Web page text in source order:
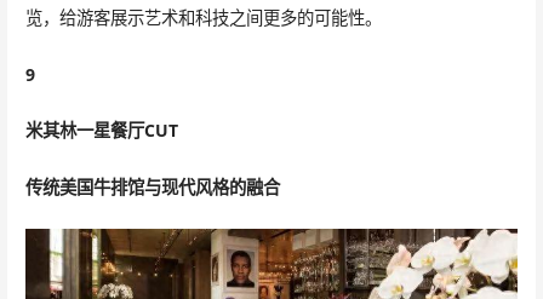
览，给游客展示艺术和科技之间更多的可能性。
9
米其林一星餐厅CUT
传统美国牛排馆与现代风格的融合